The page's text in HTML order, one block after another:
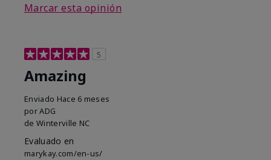
Marcar esta opinión
5
Amazing
Enviado Hace 6 meses
porADG
de Winterville NC
Evaluado en
marykay.com/en-us/